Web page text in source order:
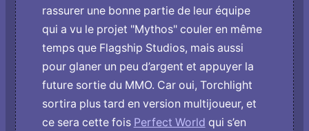
rassurer une bonne partie de leur équipe
qui a vu le projet "Mythos" couler en même
temps que Flagship Studios, mais aussi
pour glaner un peu d’argent et appuyer la
future sortie du MMO. Car oui, Torchlight
sortira plus tard en version multijoueur, et
ce sera cette fois Perfect World qui s’en